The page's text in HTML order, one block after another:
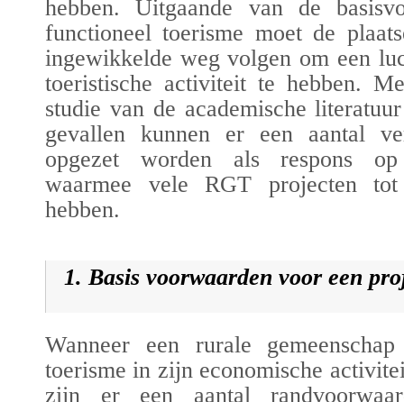
hebben. Uitgaande van de
functioneel toerisme moet de
ingewikkelde weg volgen om een
toeristische activiteit te hebben.
studie van de academische
gevallen kunnen er een aantal
opgezet worden als respons
waarmee vele RGT projecten
hebben.
1. Basis voorwaarden voor een
Wanneer een rurale
toerisme in zijn economische
zijn er een aantal